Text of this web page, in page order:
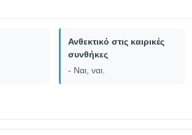
Ανθεκτικό στις καιρικές
συνθήκες
- Ναι, ναι.